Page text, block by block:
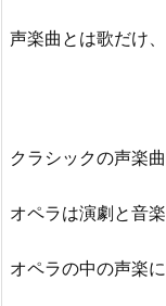
声楽曲とは歌だけ
クラシックの声楽
オペラは演劇と音
オペラの中の声楽